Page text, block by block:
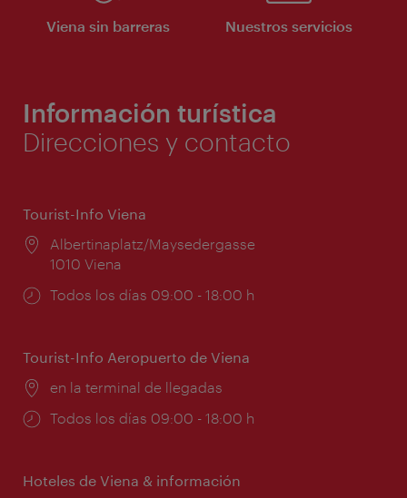
Viena sin barreras Nuestros servicios
Información turística
Direcciones y contacto
Tourist-Info Viena
Lugar:
Albertinaplatz/Maysedergasse
1010 Viena
Horarios
Todos los días 09:00 - 18:00 h
Tourist-Info Aeropuerto de Viena
Lugar:
en la terminal de llegadas
Horarios
Todos los días 09:00 - 18:00 h
Hoteles de Viena & información